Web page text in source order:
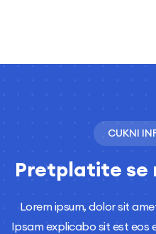
CUKNI
Pretplatite se
Lorem ipsum, dolor sit
Ipsam explicabo sit est eos